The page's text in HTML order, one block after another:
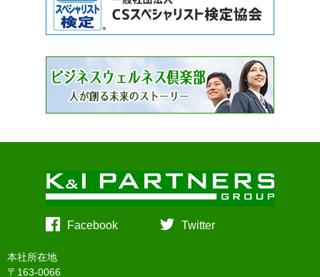
Facebook Twitter
本社所在地
〒163-0066